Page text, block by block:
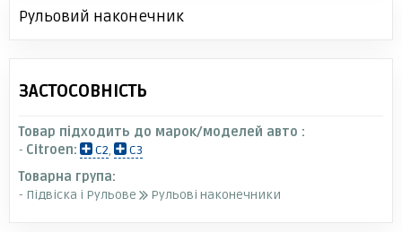
Рульовий наконечник
ЗАСТОСОВНІСТЬ
Товар підходить до марок/моделей авто :
- Citroen: C2,
C3
Товарна група:
- Підвіска і Рульове
Рульові наконечники